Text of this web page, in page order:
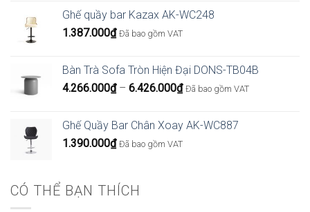
Ghế quầy bar Kazax AK-WC248
1.387.000₫ Đã bao gồm VAT
Bàn Trà Sofa Tròn Hiện Đại DONS-TB04B
4.266.000₫ – 6.426.000₫Khoảng
4.266.000₫
đến
Đã bao gồm VAT
Ghế Quầy Bar Chân Xoay AK-WC887
1.390.000₫ Đã bao gồm VAT
CÓ THỂ BẠN THÍCH